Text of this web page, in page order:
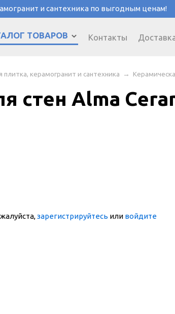
и сантехника по выгодным ценам!
ТОВАРОВ Контакты
керамогранит и сантехника →
стен Alma
зарегистрируйтесь или войдите